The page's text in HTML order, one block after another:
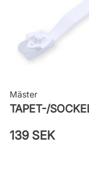
Mäster
TAPET-/
139 SEK